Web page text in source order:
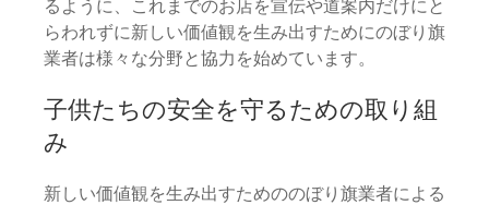
るように、これまでのお店を宣伝や道案内だけにと
らわれずに新しい価値観を生み出すためにのぼり旗
業者は様々な分野と協力を始めています。
子供たちの安全を守るための取り組
み
新しい価値観を生み出すためののぼり旗業者による